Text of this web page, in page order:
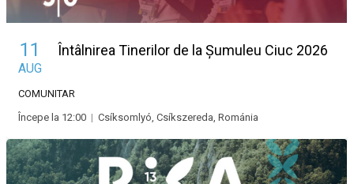
11
AUG
Întâlnirea Tinerilor de la Șumuleu Ciuc 2026
COMUNITAR
Începe la 12:00 | Csíksomlyó, Csíkszereda, Románia